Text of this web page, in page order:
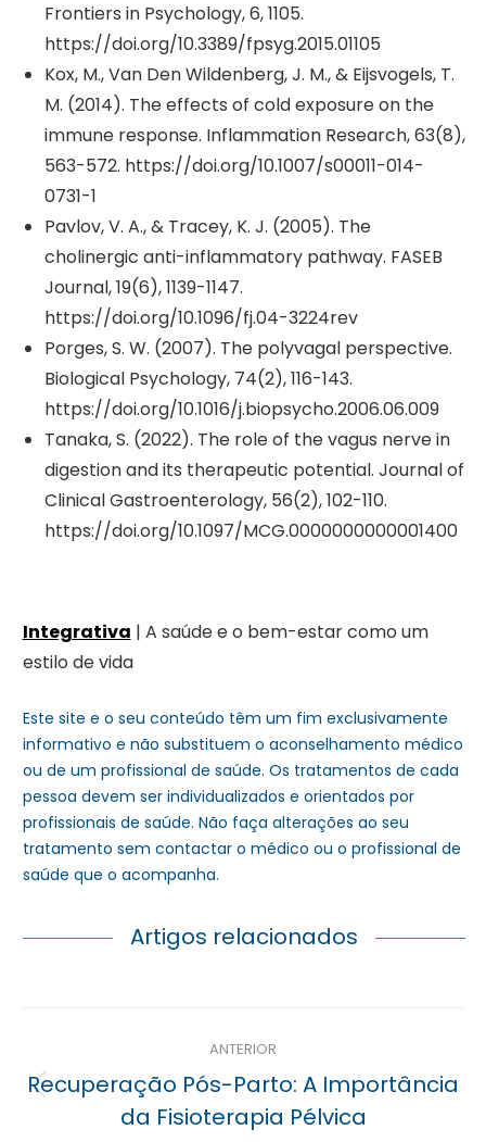
Frontiers in Psychology, 6, 1105.
https://doi.org/10.3389/fpsyg.2015.01105
Kox, M., Van Den Wildenberg, J. M., & Eijsvogels, T.
M. (2014). The effects of cold exposure on the
immune response. Inflammation Research, 63(8),
563-572. https://doi.org/10.1007/s00011-014-
0731-1
Pavlov, V. A., & Tracey, K. J. (2005). The
cholinergic anti-inflammatory pathway. FASEB
Journal, 19(6), 1139-1147.
https://doi.org/10.1096/fj.04-3224rev
Porges, S. W. (2007). The polyvagal perspective.
Biological Psychology, 74(2), 116-143.
https://doi.org/10.1016/j.biopsycho.2006.06.009
Tanaka, S. (2022). The role of the vagus nerve in
digestion and its therapeutic potential. Journal of
Clinical Gastroenterology, 56(2), 102-110.
https://doi.org/10.1097/MCG.0000000000001400
Integrativa | A saúde e o bem-estar como um
estilo de vida
Este site e o seu conteúdo têm um fim exclusivamente
informativo e não substituem o aconselhamento médico
ou de um profissional de saúde. Os tratamentos de cada
pessoa devem ser individualizados e orientados por
profissionais de saúde. Não faça alterações ao seu
tratamento sem contactar o médico ou o profissional de
saúde que o acompanha.
Artigos relacionados
Navegação
posterior
ANTERIOR
Previous
post:
Recuperação Pós-Parto: A Importância
da Fisioterapia Pélvica